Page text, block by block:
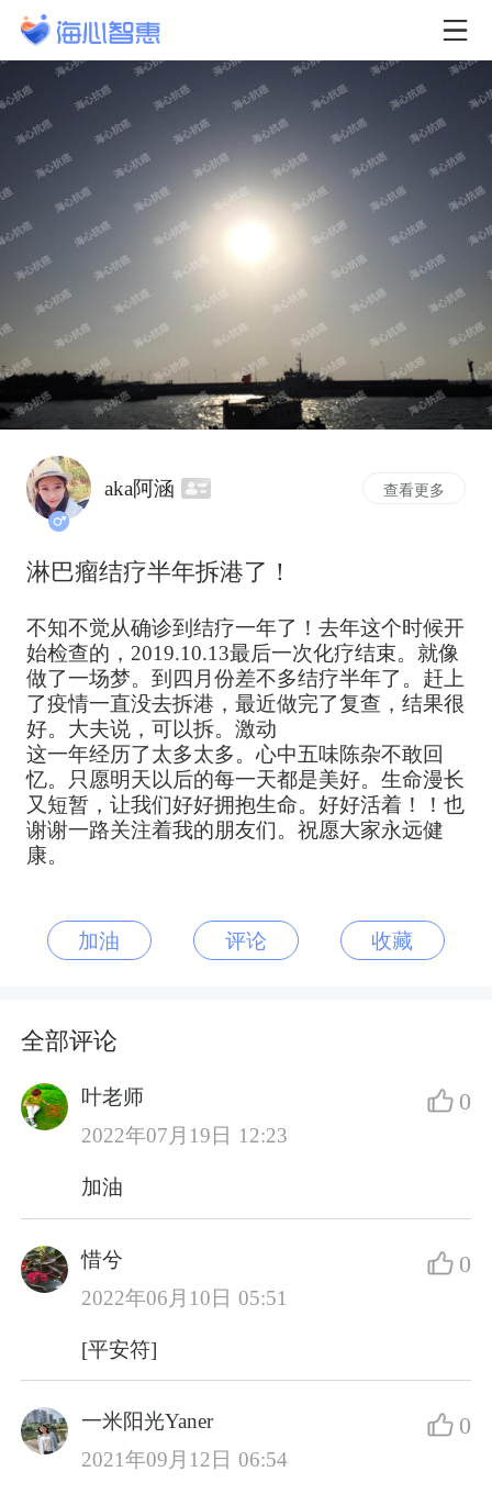
aka阿涵 查看更多
淋巴瘤结疗半年拆港了！
不知不觉从确诊到结疗一年了！去年这个时候开
始检查的，2019.10.13最后一次化疗结束。就像
做了一场梦。到四月份差不多结疗半年了。赶上
了疫情一直没去拆港，最近做完了复查，结果很
好。大夫说，可以拆。激动
这一年经历了太多太多。心中五味陈杂不敢回
忆。只愿明天以后的每一天都是美好。生命漫长
又短暂，让我们好好拥抱生命。好好活着！！也
谢谢一路关注着我的朋友们。祝愿大家永远健
康。
加油 评论 收藏
全部评论
叶老师
2022年07月19日 12:23
0
加油
惜兮
2022年06月10日 05:51
0
[平安符]
一米阳光Yaner
2021年09月12日 06:54
0